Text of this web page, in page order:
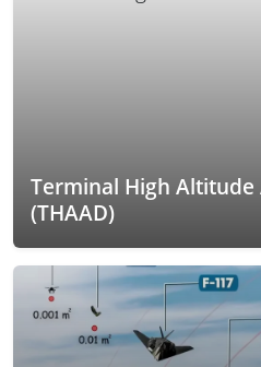
Terminal High Altitude
(THAAD)